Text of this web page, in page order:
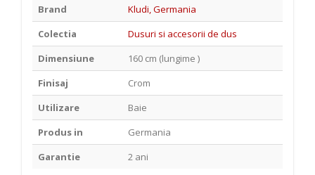
Brand
Kludi, Germania
Colectia
Dusuri si accesorii de dus
Dimensiune
160 cm (lungime )
Finisaj
Crom
Utilizare
Baie
Produs in
Germania
Garantie
2 ani